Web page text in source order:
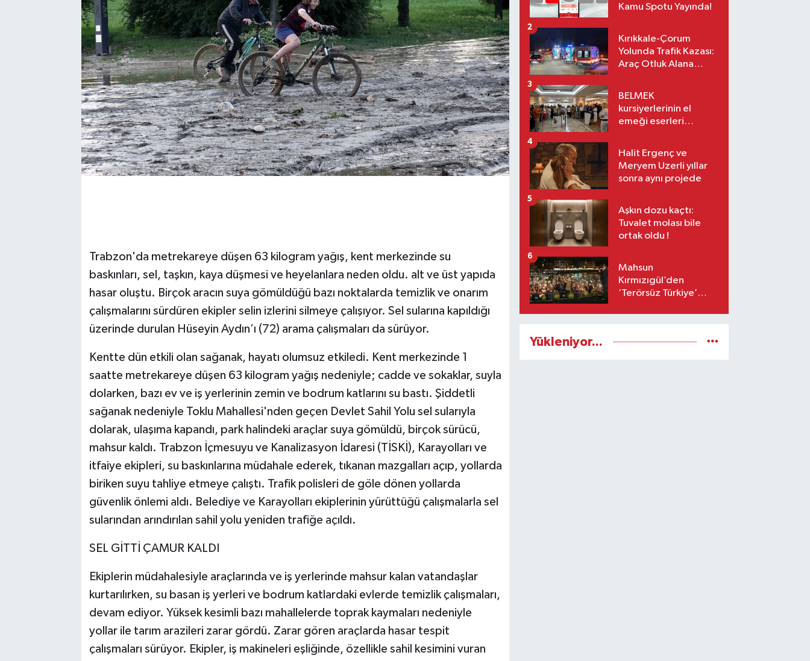
Trabzon'da metrekareye düşen 63 kilogram yağış, kent merkezinde su
baskınları, sel, taşkın, kaya düşmesi ve heyelanlara neden oldu. alt ve üst yapıda
hasar oluştu. Birçok aracın suya gömüldüğü bazı noktalarda temizlik ve onarım
çalışmalarını sürdüren ekipler selin izlerini silmeye çalışıyor. Sel sularına kapıldığı
üzerinde durulan Hüseyin Aydın’ı (72) arama çalışmaları da sürüyor.
Kentte dün etkili olan sağanak, hayatı olumsuz etkiledi. Kent merkezinde 1
saatte metrekareye düşen 63 kilogram yağış nedeniyle; cadde ve sokaklar, suyla
dolarken, bazı ev ve iş yerlerinin zemin ve bodrum katlarını su bastı. Şiddetli
sağanak nedeniyle Toklu Mahallesi'nden geçen Devlet Sahil Yolu sel sularıyla
dolarak, ulaşıma kapandı, park halindeki araçlar suya gömüldü, birçok sürücü,
mahsur kaldı. Trabzon İçmesuyu ve Kanalizasyon İdaresi (TİSKİ), Karayolları ve
itfaiye ekipleri, su baskınlarına müdahale ederek, tıkanan mazgalları açıp, yollarda
biriken suyu tahliye etmeye çalıştı. Trafik polisleri de göle dönen yollarda
güvenlik önlemi aldı. Belediye ve Karayolları ekiplerinin yürüttüğü çalışmalarla sel
sularından arındırılan sahil yolu yeniden trafiğe açıldı.
SEL GİTTİ ÇAMUR KALDI
Ekiplerin müdahalesiyle araçlarında ve iş yerlerinde mahsur kalan vatandaşlar
kurtarılırken, su basan iş yerleri ve bodrum katlardaki evlerde temizlik çalışmaları,
devam ediyor. Yüksek kesimli bazı mahallelerde toprak kaymaları nedeniyle
yollar ile tarım arazileri zarar gördü. Zarar gören araçlarda hasar tespit
çalışmaları sürüyor. Ekipler, iş makineleri eşliğinde, özellikle sahil kesimini vuran
Kamu Spotu Yayında!
Kırıkkale-Çorum
Yolunda Trafik Kazası:
Araç Otluk Alana
2
BELMEK
kursiyerlerinin el
emeği eserleri
3
Halit Ergenç ve
Meryem Uzerli yıllar
sonra aynı projede
4
Aşkın dozu kaçtı:
Tuvalet molası bile
ortak oldu !
5
Mahsun
Kırmızıgül’den
‘Terörsüz Türkiye’
6
Yükleniyor...